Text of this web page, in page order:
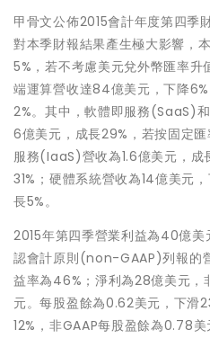
甲骨文公佈2015會計年度第四季
對本季財報結果產生極大影響，
5%，若不考慮美元兌外幣匯率
端運算營收達84億美元，下降
2%。其中，軟體即服務(SaaS)
6億美元，成長29%，若按固定
服務(IaaS)營收為1.6億美元，成
31%；硬體系統營收為14億美元
長5%。
2015年第四季營業利益為40億
認會計原則(non-GAAP)列報的
益率為46%；淨利為28億美元，
元。每股盈餘為0.62美元，下滑
12%，非GAAP每股盈餘為0.78